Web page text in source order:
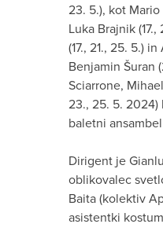
23. 5.), kot
Luka Brajnik
(17., 21., 25. 5.)
Benjamin Šuran
Sciarrone,
23., 25. 5. 2024)
baletni
Dirigent je
oblikovalec
Baita (kolektiv
asistentki